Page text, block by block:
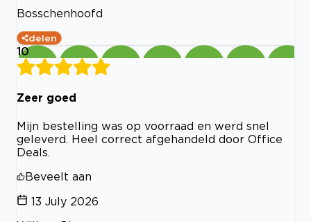
Bosschenhoofd
delen
10
Zeer goed
Mijn bestelling was op voorraad en werd snel
geleverd. Heel correct afgehandeld door Office
Deals.
Beveelt aan
13 July 2026